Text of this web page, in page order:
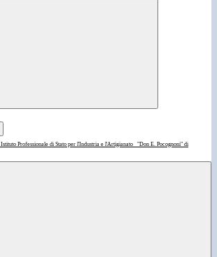
Istituto Professionale di Stato per l'Industria e l'Artigianato
"Don E. Pocognoni" di